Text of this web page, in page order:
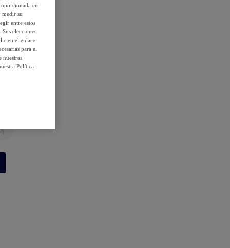
en
medir su
entre estos
elecciones
en el enlace
para el
nuestras
Política